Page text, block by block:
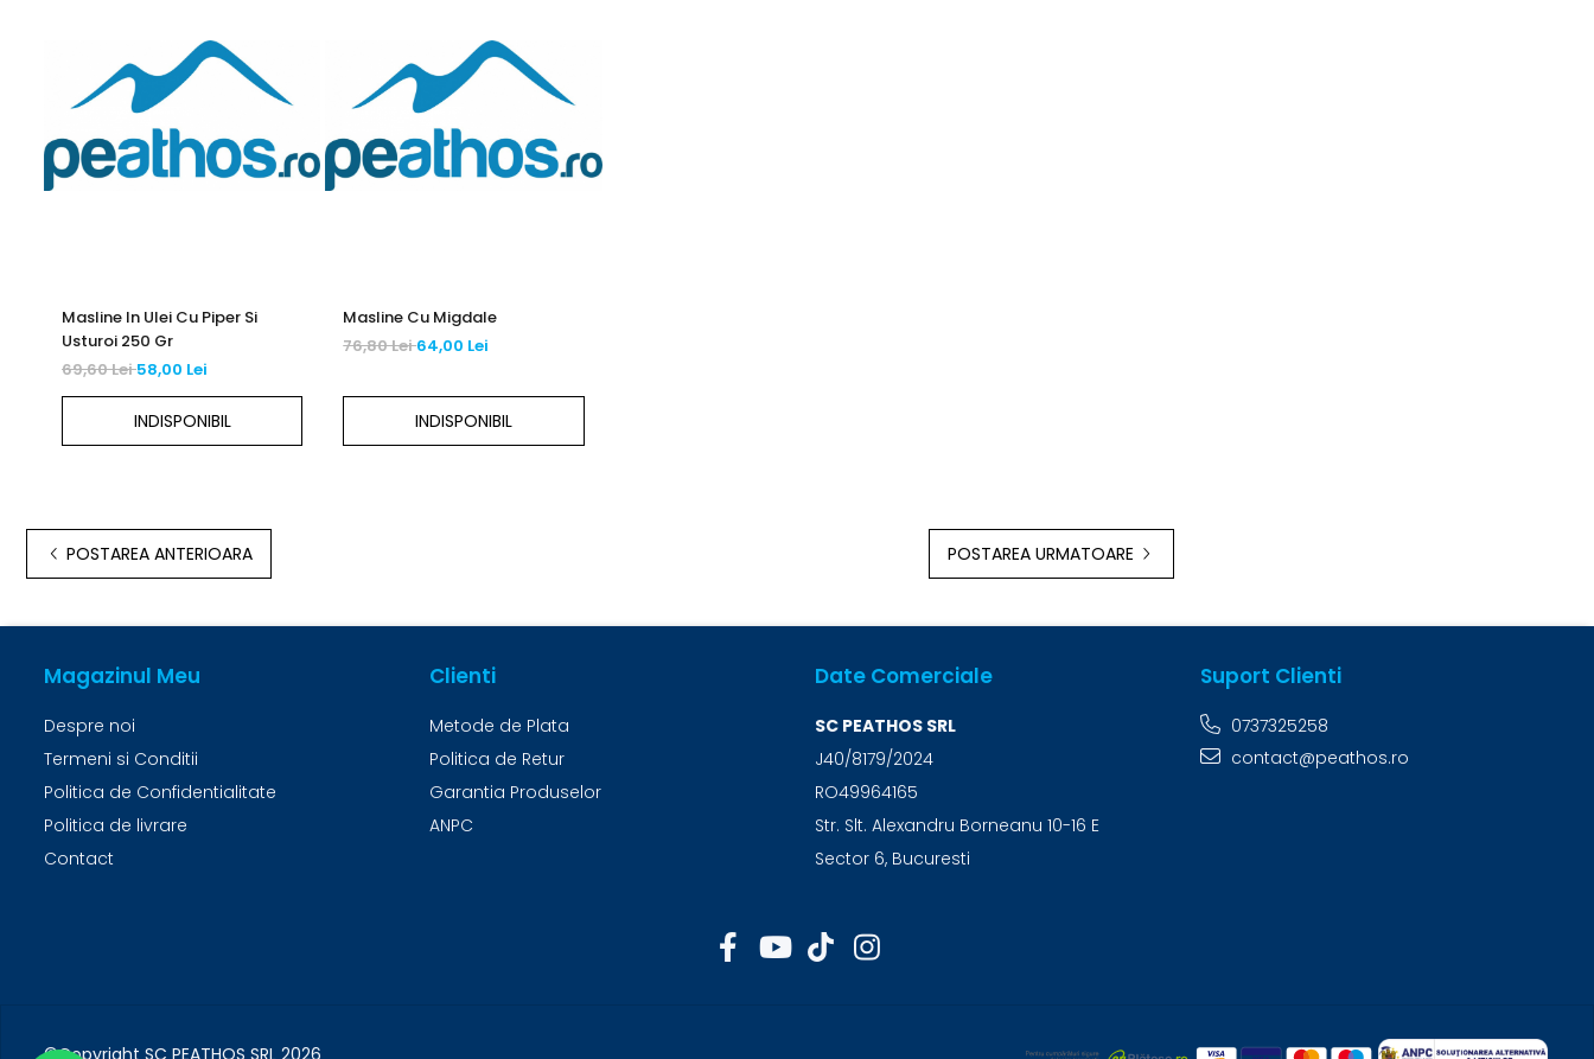
Masline In Ulei Cu Piper Si
Usturoi 250 Gr
69,60 Lei58,00 Lei
INDISPONIBIL
Masline Cu Migdale
76,80 Lei64,00 Lei
INDISPONIBIL
POSTAREA URMATOARE
POSTAREA ANTERIOARA
Magazinul Meu
Despre noi
Termeni si Conditii
Politica de Confidentialitate
Politica de livrare
Contact
Clienti
Metode de Plata
Politica de Retur
Garantia Produselor
ANPC
Date Comerciale
SC PEATHOS SRL
J40/8179/2024
RO49964165
Str. Slt. Alexandru Borneanu 10-16 E
Sector 6, Bucuresti
Suport Clienti
0737325258
contact@peathos.ro